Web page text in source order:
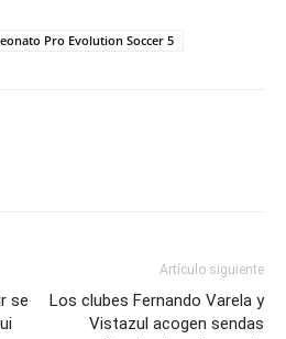
Pro Evolution Soccer 5
se
Artículo siguiente
Los clubes Fernando Varela y
Vistazul acogen sendas